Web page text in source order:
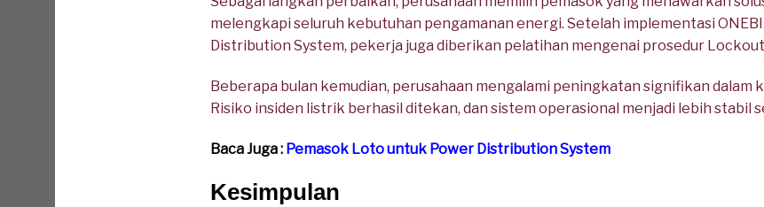
melengkapi seluruh kebutuhan pengamanan energi. Setelah implementasi
Distribution System, pekerja juga diberikan pelatihan mengenai prosedur
Beberapa bulan kemudian, perusahaan mengalami peningkatan signifikan dalam
Risiko insiden listrik berhasil ditekan, dan sistem operasional menjadi lebih stabil
Baca Juga : Pemasok Loto untuk Power Distribution System
Kesimpulan